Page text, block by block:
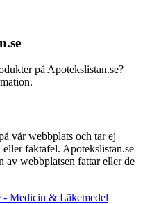
på Apotekslistan.se?
vår webbplats och tar ej
faktafel. Apotekslistan.se
av webbplatsen fattar eller de
- Medicin & Läkemedel